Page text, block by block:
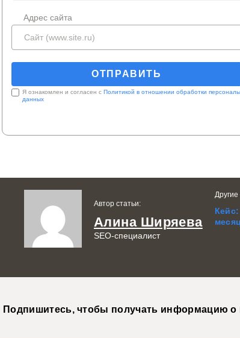
Адрес сайта
Я ознакомлен и согласен с Политикой в отношении обработки
данных
Автор статьи:
Алина Ширяева
SEO-специалист
Другие
Подпишитесь, чтобы получать информацию о